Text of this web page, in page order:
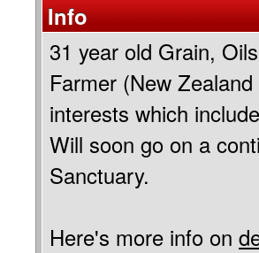
Info
31 year old Grain,
Farmer (New
interests which
Will soon go on a
Sanctuary.
Here's more info on